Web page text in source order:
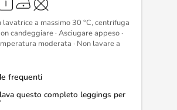
lavatrice a massimo 30 °C, centrifuga
candeggiare · Asciugare appeso ·
moderata · Non lavare a
frequenti
questo completo leggings per